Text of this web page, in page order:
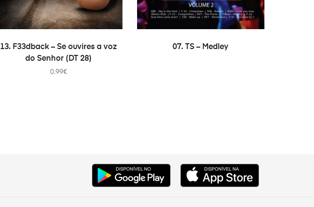
ADICIONAR
13. F33dback – Se ouvires a voz
do Senhor (DT 28)
0.99€
LER MAIS
07. TS – Medley